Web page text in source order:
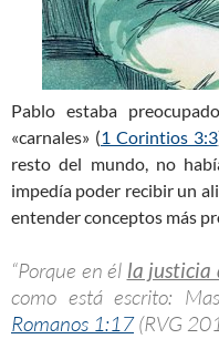
Pablo estaba
«carnales» (1 Corintios 3:3
resto del mundo, no
impedía poder recibir un
entender conceptos más
“Porque en él la justicia
como está escrito:
Romanos 1:17(RVG